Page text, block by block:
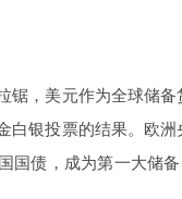
锯，美元作为全球储
白银投票的结果。欧
国债，成为第一大储